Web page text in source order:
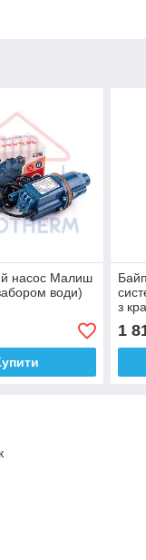
насос Малиш
води)
з
1